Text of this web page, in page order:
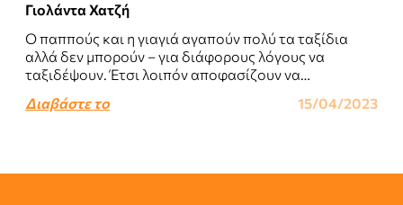
Γιολάντα Χατζή
Ο παππούς και η γιαγιά αγαπούν πολύ τα ταξίδια
αλλά δεν μπορούν – για διάφορους λόγους να
ταξιδέψουν. Έτσι λοιπόν αποφασίζουν να
Διαβάστε το 15/04/2023